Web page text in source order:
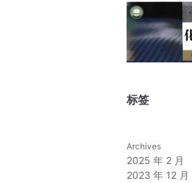
标签
Archives
2025 年 2 月
2023 年 12 月